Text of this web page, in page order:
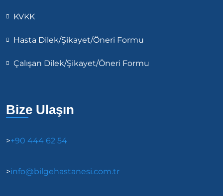
KVKK
Hasta Dilek/Şikayet/Öneri Formu
Çalışan Dilek/Şikayet/Öneri Formu
Bize Ulaşın
>+90 444 62 54
>info@bilgehastanesi.com.tr